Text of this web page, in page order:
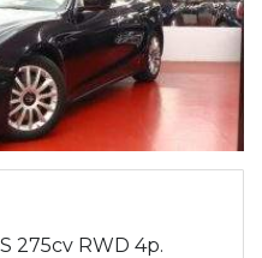
275cv RWD 4p.